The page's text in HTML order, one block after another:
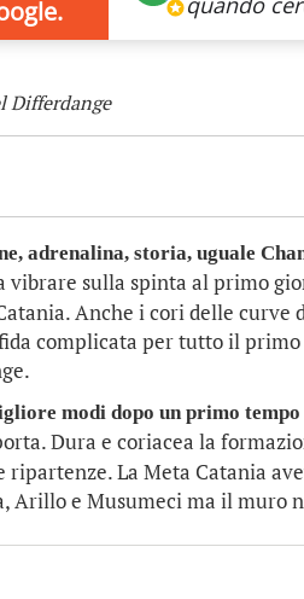
Differdange
adrenalina, storia, uguale
vibrare sulla spinta al primo
Anche i cori delle curve
complicata per tutto il
modi dopo un primo
Dura e coriacea la
La Meta Catania
Arillo e Musumeci ma il muro